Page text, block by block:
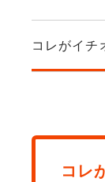
コレがイチ
コレ